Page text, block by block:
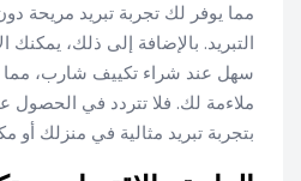
مما يوفر لك تجربة تبريد مريحة
التبريد. بالإضافة إلى ذلك،
سهل عند شراء تكييف شارب، مما
ملاءمة لك. فلا تتردد في
بتجربة تبريد مثالية في منزلك أو